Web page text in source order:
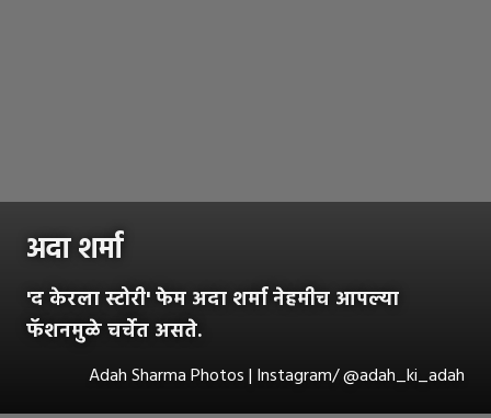
अदा शर्मा
'द केरला स्टोरी' फेम अदा शर्मा नेहमीच आपल्या
फॅशनमुळे चर्चेत असते.
Adah Sharma Photos | Instagram/ @adah_ki_adah